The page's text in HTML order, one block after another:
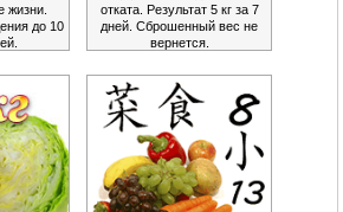
жизни.
до 10
отката. Результат 5 кг за 7
дней. Сброшенный вес не
вернется.